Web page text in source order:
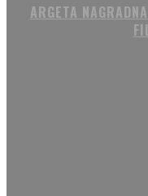
ARGETA